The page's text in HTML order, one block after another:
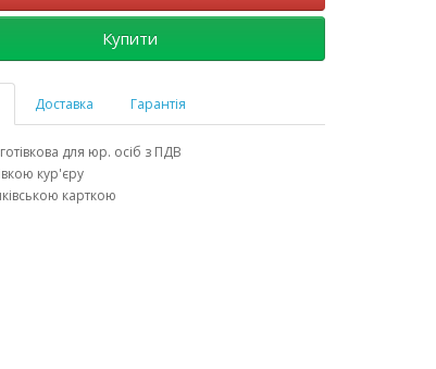
Купити
Доставка Гарантія
для юр. осіб з ПДВ
кур'єру
карткою